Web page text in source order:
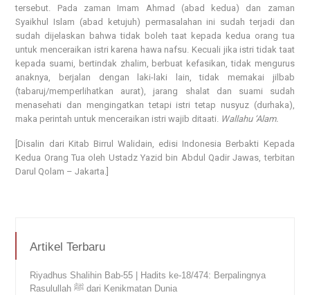
tersebut. Pada zaman Imam Ahmad (abad kedua) dan zaman
Syaikhul Islam (abad ketujuh) permasalahan ini sudah terjadi dan
sudah dijelaskan bahwa tidak boleh taat kepada kedua orang tua
untuk menceraikan istri karena hawa nafsu. Kecuali jika istri tidak taat
kepada suami, bertindak zhalim, berbuat kefasikan, tidak mengurus
anaknya, berjalan dengan laki-laki lain, tidak memakai jilbab
(tabaruj/memperlihatkan aurat), jarang shalat dan suami sudah
menasehati dan mengingatkan tetapi istri tetap nusyuz (durhaka),
maka perintah untuk menceraikan istri wajib ditaati. Wallahu ‘Alam.
[Disalin dari Kitab Birrul Walidain, edisi Indonesia Berbakti Kepada
Kedua Orang Tua oleh Ustadz Yazid bin Abdul Qadir Jawas, terbitan
Darul Qolam – Jakarta.]
Artikel Terbaru
Riyadhus Shalihin Bab-55 | Hadits ke-18/474: Berpalingnya
Rasulullah ﷺ dari Kenikmatan Dunia